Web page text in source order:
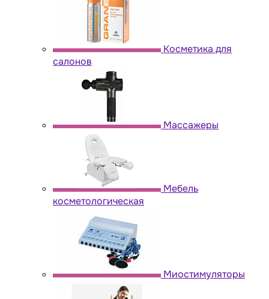
Косметика для
салонов
Массажеры
Мебель
косметологическая
Миостимуляторы